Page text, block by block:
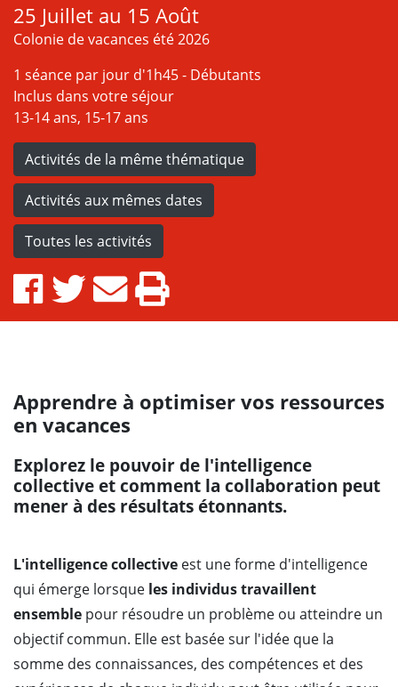
25 Juillet au 15 Août
Colonie de vacances été 2026
1 séance par jour d'1h45 - Débutants
Inclus dans votre séjour
13-14 ans, 15-17 ans
Activités de la même thématique
Activités aux mêmes dates
Toutes les activités
Apprendre à optimiser vos ressources
en vacances
Explorez le pouvoir de l'intelligence
collective et comment la collaboration peut
mener à des résultats étonnants.
L'intelligence collective est une forme d'intelligence
qui émerge lorsque les individus travaillent
ensemble pour résoudre un problème ou atteindre un
objectif commun. Elle est basée sur l'idée que la
somme des connaissances, des compétences et des